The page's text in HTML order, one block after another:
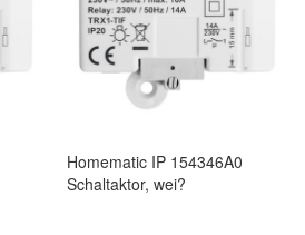
Homematic IP 154346A0
Schaltaktor, wei?